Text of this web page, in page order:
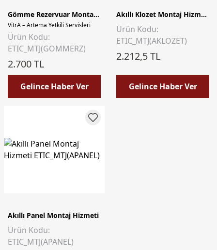
Gömme Rezervuar Montaj Hizmeti
VitrA – Artema Yetkili Servisleri
Ürün Kodu:
ETIC_MTJ(GOMMERZ)
2.700 TL
Gelince Haber Ver
Akıllı Klozet Montaj Hizmeti
Ürün Kodu:
ETIC_MTJ(AKLOZET)
2.212,5 TL
Gelince Haber Ver
Akıllı Panel Montaj Hizmeti
Ürün Kodu:
ETIC_MTJ(APANEL)